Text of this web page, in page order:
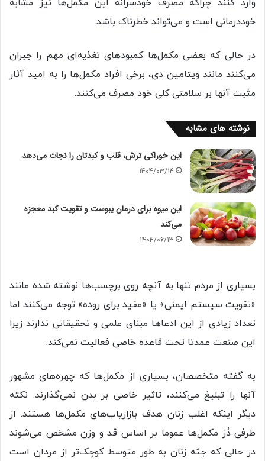
وارد کنند چراکه مصرف خودسرانه این مکمل‌ها نیز مشابه
خوددرمانی است و می‌تواند خطرناک باشد.
در حالی که بعضی مکمل‌ها کمبودهای تغذیه‌ای مهم را جبران
می‌کنند مانند ویتامین دی، برخی افراد مکمل‌ها را به امید آثار
مثبت آنها بر سلامتی کلی خود مصرف می‌کنند.
نوشته های مشابه
این خوراکی ترش، قلب و کبدتان را نجات می‌دهد
1404/03/14
این میوه برای درمان یبوست و تقویت کبد معجزه
می‌کند
1404/06/13
بسیاری از مردم تنها به آنچه روی برچسب‌ها نوشته شده مانند
«تقویت سیستم ایمنی» یا «مفید برای روده» توجه می‌کنند اما
تعداد زیادی از این ادعاها مبنای علمی و تحقیقاتی ندارند زیرا
این صنعت عمدتا تحت قاعده خاصی فعالیت نمی‌کند.
به گفته متخصصان، بسیاری از مکمل‌ها که چهره‌های مشهور
آنها را تبلیغ می‌کنند، تاثیر خاصی بر بدن نمی‌گذارند. نکته
دیگر اینکه اغلب زنان هدف بازاریاب‌های مکمل‌ها هستند. از
طرفی دُز مکمل‌ها عموما بر اساس قد و وزن مشخص می‌شوند
در حالی که جثه زنان به طور متوسط کوچک‌تر از مردان‌ است